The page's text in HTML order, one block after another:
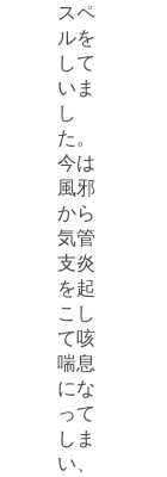
スペ
ルを
して
いま
し
た。
今は
風邪
から
気管
支炎
を起
こし
て咳
喘息
にな
って
しま
い、